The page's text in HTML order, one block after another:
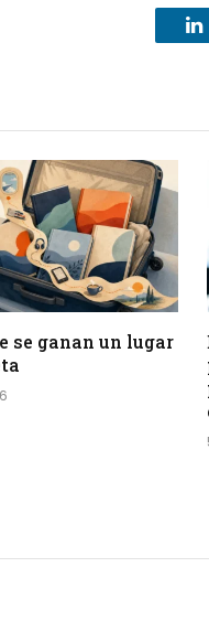
se ganan un lugar